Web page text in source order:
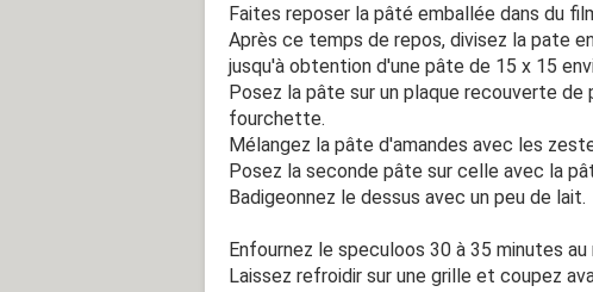
Faites reposer la pâté emballée dans du
Après ce temps de repos, divisez la pate
jusqu'à obtention d'une pâte de 15 x 15
Posez la pâte sur un plaque recouverte
fourchette.
Mélangez la pâte d'amandes avec les
Posez la seconde pâte sur celle avec la
Badigeonnez le dessus avec un peu de lait.
Enfournez le speculoos 30 à 35 minutes
Laissez refroidir sur une grille et coupez